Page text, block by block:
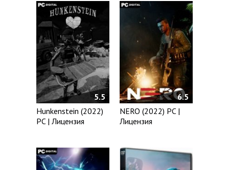
5.5
Hunkenstein (2022)
PC | Лицензия
6.5
NERO (2022) PC |
Лицензия